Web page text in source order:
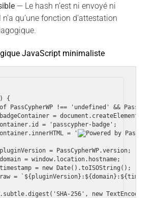
— Le hash n’est ni envoyé ni
qu’une fonction d’attestation
JavaScript minimaliste
{
PassCypherWP !== 'undefined' &&
=
= 'passcypher-badge';
= '
= PassCypherWP.version;
= window.location.hostname;
= new Date().toISOString();
=
256', new